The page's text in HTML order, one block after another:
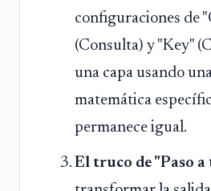
configuraciones de
(Consulta) y "Key"
una capa usando
matemática
permanece igual.
El truco de "Paso a